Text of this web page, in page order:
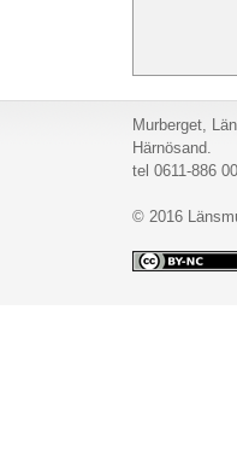
Murberget,
Härnösand.
tel 0611-886 00
© 2016